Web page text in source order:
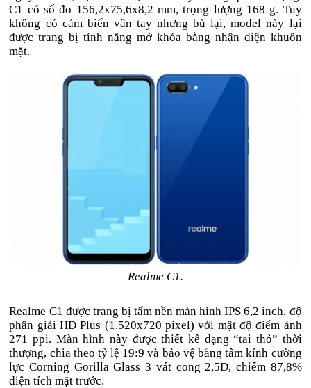
C1 có số đo 156,2x75,6x8,2 mm, trọng lượng 168 g. Tuy
không có cảm biến vân tay nhưng bù lại, model này lại
được trang bị tính năng mở khóa bằng nhận diện khuôn
mặt.
Realme C1.
Realme C1 được trang bị tấm nền màn hình IPS 6,2 inch, độ
phân giải HD Plus (1.520x720 pixel) với mật độ điểm ảnh
271 ppi. Màn hình này được thiết kế dạng “tai thỏ” thời
thượng, chia theo tỷ lệ 19:9 và bảo vệ bằng tấm kính cường
lực Corning Gorilla Glass 3 vát cong 2,5D, chiếm 87,8%
diện tích mặt trước.